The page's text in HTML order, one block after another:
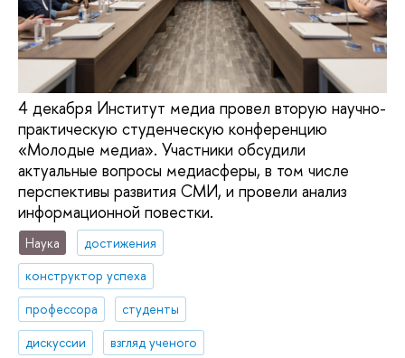
4 декабря Институт медиа провел вторую научно-
практическую студенческую конференцию
«Молодые медиа». Участники обсудили
актуальные вопросы медиасферы, в том числе
перспективы развития СМИ, и провели анализ
информационной повестки.
Наука
достижения
конструктор успеха
профессора
студенты
дискуссии
взгляд ученого